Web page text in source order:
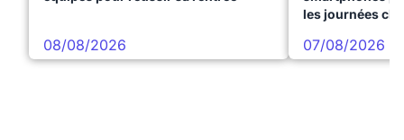
08/08/2026
les journées
07/08/2026